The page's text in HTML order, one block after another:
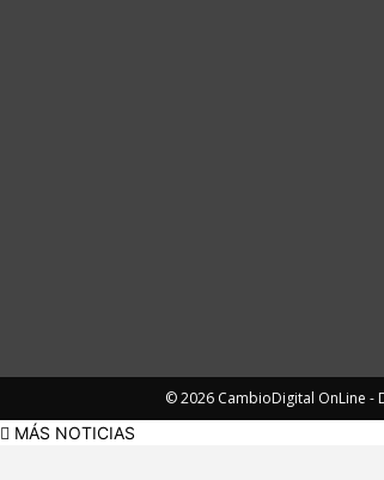
© 2026 CambioDigital OnLine -
MÁS NOTICIAS